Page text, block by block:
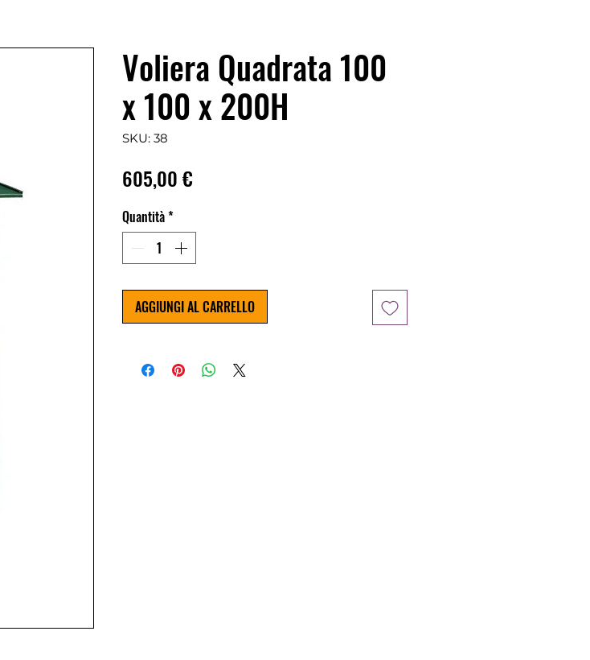
Voliera Quadrata 100
x 100 x 200H
SKU: 38
605,00 €
Quantità*
AGGIUNGI AL CARRELLO